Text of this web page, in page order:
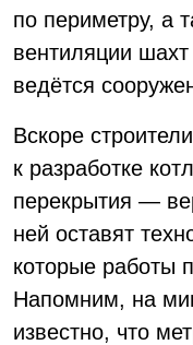
по периметру, а
вентиляции
ведётся
Вскоре
к разработке
перекрытия —
ней оставят
которые работы
Напомним, на
известно, что